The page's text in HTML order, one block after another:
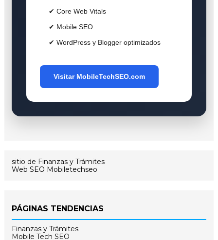
✔ Core Web Vitals
✔ Mobile SEO
✔ WordPress y Blogger optimizados
Visitar MobileTechSEO.com
sitio de Finanzas y Trámites
Web SEO Mobiletechseo
PÁGINAS TENDENCIAS
Finanzas y Trámites
Mobile Tech SEO